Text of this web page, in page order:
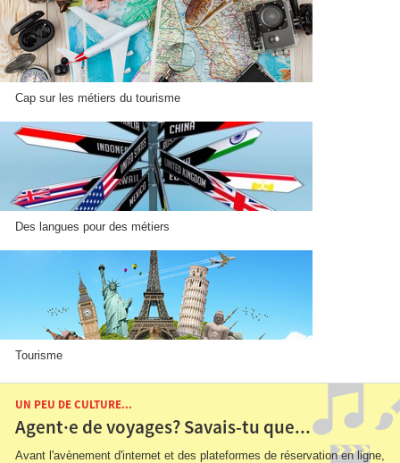
Cap sur les métiers du tourisme
Des langues pour des métiers
Tourisme
UN PEU DE CULTURE...
Agent·e de voyages? Savais-tu que...
Avant l'avènement d'internet et des plateformes de réservation en ligne,